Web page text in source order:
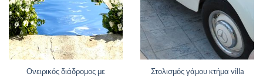
Ονειρικός διάδρομος με
Στολισμός γάμου κτήμα villa